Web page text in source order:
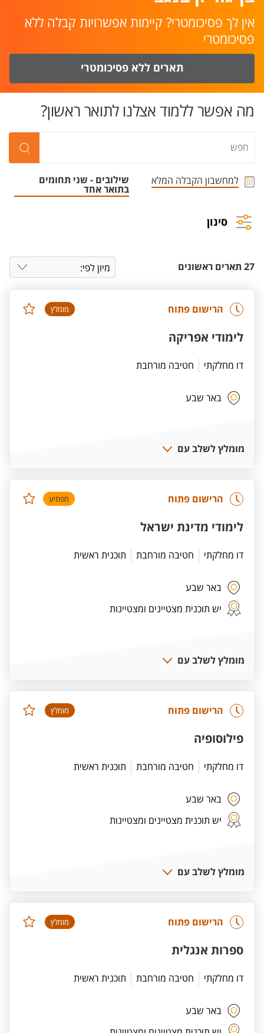
אין לך פסיכומטרי? קיימות אפשרויות קבלה ללא
פסיכומטרי
תארים ללא פסיכומטרי
מה אפשר ללמוד אצלנו לתואר ראשון?
שילובים - שני תחומים
בתואר אחד
למחשבון הקבלה המלא
סינון
27 תארים ראשונים
מומלץ הרישום פתוח
לימודי אפריקה
דו מחלקתי חטיבה מורחבת
באר שבע
מומלץ לשלב עם
מפתיע הרישום פתוח
לימודי מדינת ישראל
דו מחלקתי חטיבה מורחבת תוכנית ראשית
באר שבע
יש תוכנית מצטיינים ומצטיינות
מומלץ לשלב עם
מומלץ הרישום פתוח
פילוסופיה
דו מחלקתי חטיבה מורחבת תוכנית ראשית
באר שבע
יש תוכנית מצטיינים ומצטיינות
מומלץ לשלב עם
מומלץ הרישום פתוח
ספרות אנגלית
דו מחלקתי חטיבה מורחבת תוכנית ראשית
באר שבע